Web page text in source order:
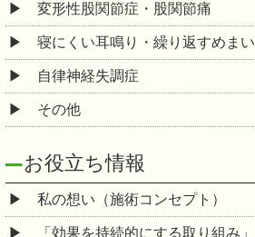
変形性股関節症・股関節痛
寝にくい耳鳴り・繰り返すめまい
自律神経失調症
その他
お役立ち情報
私の想い（施術コンセプト）
「効果を持続的にする取り組み」